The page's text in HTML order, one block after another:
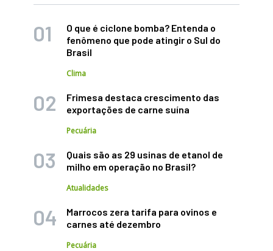
O que é ciclone bomba? Entenda o
fenômeno que pode atingir o Sul do
Brasil
Clima
Frimesa destaca crescimento das
exportações de carne suína
Pecuária
Quais são as 29 usinas de etanol de
milho em operação no Brasil?
Atualidades
Marrocos zera tarifa para ovinos e
carnes até dezembro
Pecuária